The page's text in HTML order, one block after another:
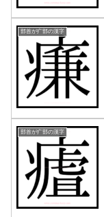
部首が疒部の漢字
部首が疒部の漢字